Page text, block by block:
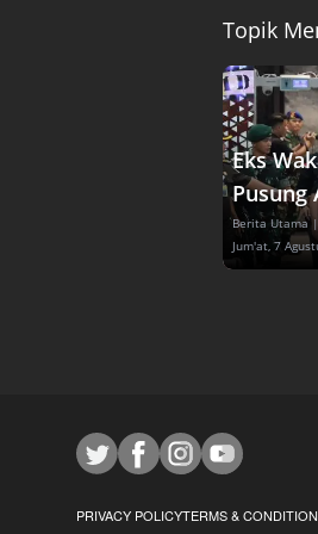
Topik
Eks
Pusung
Berita Utama
Jum'at, 7
PRIVACY POLICYTERMS &